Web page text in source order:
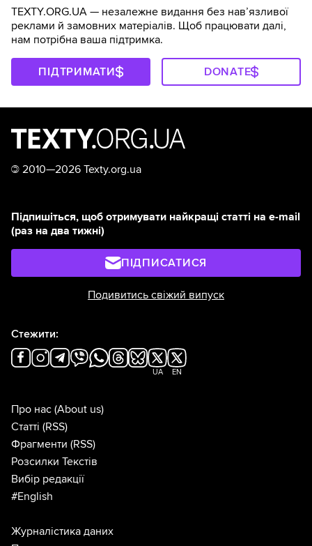
TEXTY.ORG.UA — незалежне видання без навʼязливої
реклами й замовних матеріалів. Щоб працювати далі,
нам потрібна ваша підтримка.
ПІДТРИМАТИ DONATE
© 2010—2026 Texty.org.ua
Підпишіться, щоб отримувати найкращі статті на e-mail
(раз на два тижні)
ПІДПИСАТИСЯ
Подивитись свіжий випуск
Стежити:
UA EN
Про нас (About us)
Статті (RSS)
Фрагменти (RSS)
Розсилки Текстів
Вибір редакції
#English
Журналістика даних